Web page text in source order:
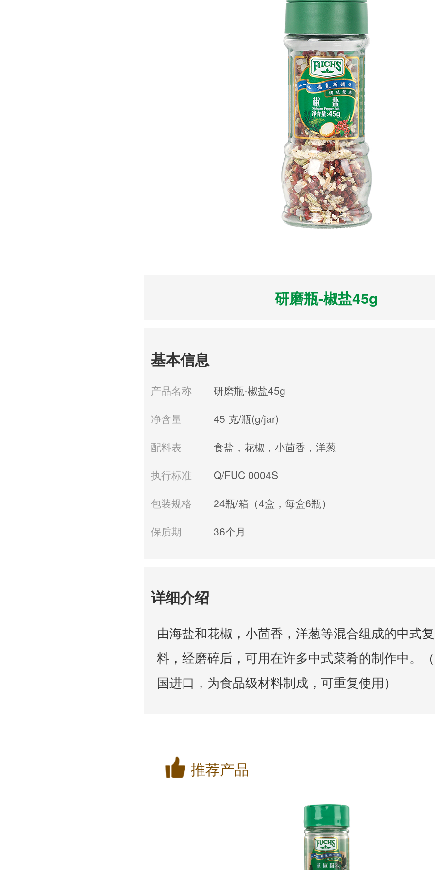
研磨瓶-椒盐45g
基本信息
产品名称
研磨瓶-椒盐45g
净含量
45 克/瓶(g/jar)
配料表
食盐，花椒，小茴香，洋葱
执行标准
Q/FUC 0004S
包装规格
24瓶/箱（4盒，每盒6瓶）
保质期
36个月
详细介绍
由海盐和花椒，小茴香，洋葱等混合组成的中式
料，经磨碎后，可用在许多中式菜肴的制作中。
国进口，为食品级材料制成，可重复使用）
推荐产品